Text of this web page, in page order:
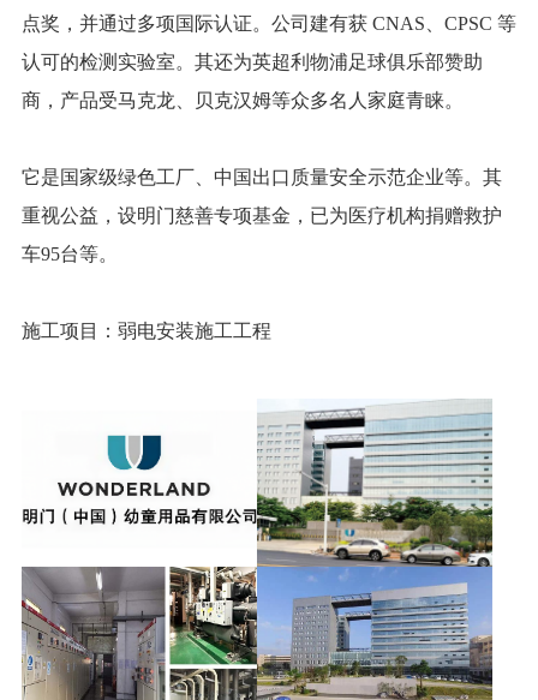
点奖，并通过多项国际认证。公司建有获 CNAS、CPSC 等
认可的检测实验室。其还为英超利物浦足球俱乐部赞助
商，产品受马克龙、贝克汉姆等众多名人家庭青睐。
它是国家级绿色工厂、中国出口质量安全示范企业等。其
重视公益，设明门慈善专项基金，已为医疗机构捐赠救护
车95台等。
施工项目：弱电安装施工工程